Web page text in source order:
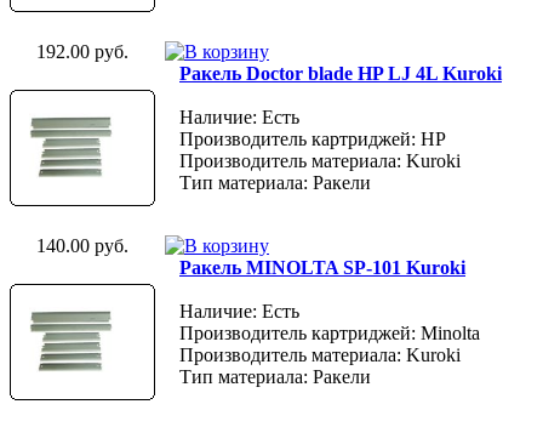
192.00 руб.
Ракель Doctor blade HP LJ 4L Kuroki
Наличие: Есть
Производитель картриджей: HP
Производитель материала: Kuroki
Тип материала: Ракели
140.00 руб.
Ракель MINOLTA SP-101 Kuroki
Наличие: Есть
Производитель картриджей: Minolta
Производитель материала: Kuroki
Тип материала: Ракели